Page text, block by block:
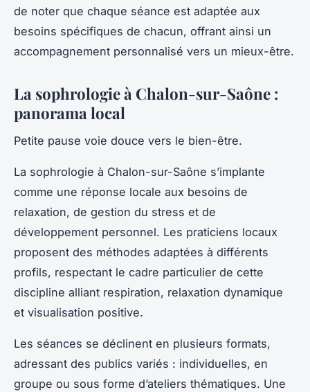
de noter que chaque séance est adaptée aux
besoins spécifiques de chacun, offrant ainsi un
accompagnement personnalisé vers un mieux-être.
La sophrologie à Chalon-sur-Saône :
panorama local
Petite pause voie douce vers le bien-être.
La sophrologie à Chalon-sur-Saône s’implante
comme une réponse locale aux besoins de
relaxation, de gestion du stress et de
développement personnel. Les praticiens locaux
proposent des méthodes adaptées à différents
profils, respectant le cadre particulier de cette
discipline alliant respiration, relaxation dynamique
et visualisation positive.
Les séances se déclinent en plusieurs formats,
adressant des publics variés : individuelles, en
groupe ou sous forme d’ateliers thématiques. Une